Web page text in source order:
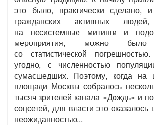
это было, практически сделано, и
гражданских активных
на несистемные митинги и
мероприятия, можно было
со статистической
угодно, с численностью
сумасшедших. Поэтому, когда на
площади Москвы собралось
тысяч зрителей канала «Дождь» и
соцсетей, для власти это
неожиданностью...